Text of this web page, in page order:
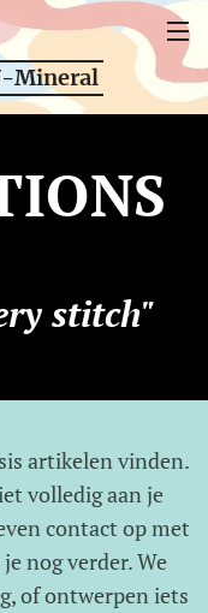
Mineral
stitch"
artikelen vinden.
volledig aan je
contact op met
nog verder. We
of ontwerpen iets